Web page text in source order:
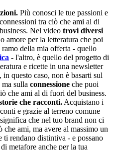
Più conosci le tue passioni e
tra ciò che ami al di
Nel video trovi diversi
amore per la letteratura che poi
della mia offerta - quello
- l'altro, è quello del progetto di
e ricette in una newsletter
questo caso, non è basarti sul
sulla connessione che puoi
che ami al di fuori del business.
che racconti. Acquistano i
e grazie al terreno comune
che nel tuo brand non ci
che ami, ma avere al massimo un
rendano distintiva - e possano
metafore anche per la tua